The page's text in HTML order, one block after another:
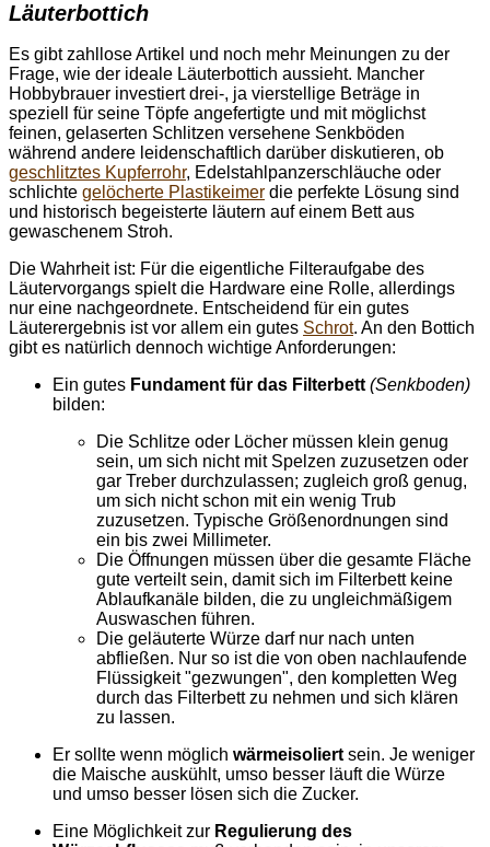
Läuterbottich
Es gibt zahllose Artikel und noch mehr Meinungen zu der
Frage, wie der ideale Läuterbottich aussieht. Mancher
Hobbybrauer investiert drei-, ja vierstellige Beträge in
speziell für seine Töpfe angefertigte und mit möglichst
feinen, gelaserten Schlitzen versehene Senkböden
während andere leidenschaftlich darüber diskutieren, ob
geschlitztes Kupferrohr, Edelstahlpanzerschläuche oder
schlichte gelöcherte Plastikeimer die perfekte Lösung sind
und historisch begeisterte läutern auf einem Bett aus
gewaschenem Stroh.
Die Wahrheit ist: Für die eigentliche Filteraufgabe des
Läutervorgangs spielt die Hardware eine Rolle, allerdings
nur eine nachgeordnete. Entscheidend für ein gutes
Läuterergebnis ist vor allem ein gutes Schrot. An den Bottich
gibt es natürlich dennoch wichtige Anforderungen:
Ein gutes Fundament für das Filterbett (Senkboden)
bilden:
Die Schlitze oder Löcher müssen klein genug
sein, um sich nicht mit Spelzen zuzusetzen oder
gar Treber durchzulassen; zugleich groß genug,
um sich nicht schon mit ein wenig Trub
zuzusetzen. Typische Größenordnungen sind
ein bis zwei Millimeter.
Die Öffnungen müssen über die gesamte Fläche
gute verteilt sein, damit sich im Filterbett keine
Ablaufkanäle bilden, die zu ungleichmäßigem
Auswaschen führen.
Die geläuterte Würze darf nur nach unten
abfließen. Nur so ist die von oben nachlaufende
Flüssigkeit "gezwungen", den kompletten Weg
durch das Filterbett zu nehmen und sich klären
zu lassen.
Er sollte wenn möglich wärmeisoliert sein. Je weniger
die Maische auskühlt, umso besser läuft die Würze
und umso besser lösen sich die Zucker.
Eine Möglichkeit zur Regulierung des